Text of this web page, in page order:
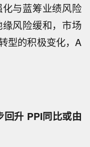
与蓝筹业绩风险
风险缓和，市场
型的积极变化，A
升 PPI同比或由